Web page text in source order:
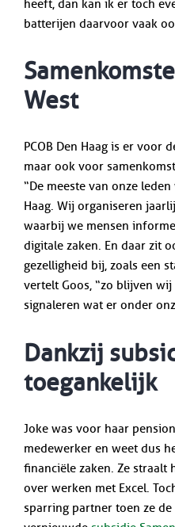
heeft, dan kan ik er toch
batterijen daarvoor vaak
West
PCOB Den Haag is er voor
maar ook voor
“De meeste van onze
Haag. Wij organiseren
waarbij we mensen
digitale zaken. En daar zit
gezelligheid bij, zoals een
vertelt Goos, “zo blijven
signaleren wat er onder
Dankzij
toegankelijk
Joke was voor haar
medewerker en weet dus
financiële zaken. Ze straalt
over werken met Excel.
sparring partner toen ze